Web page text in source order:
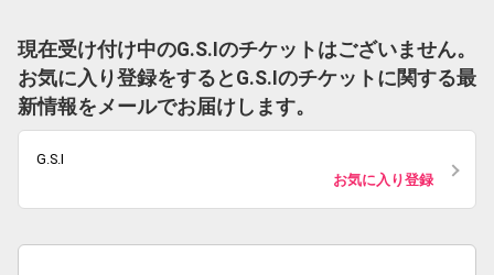
現在受け付け中のG.S.Iのチケットはございません。
お気に入り登録をするとG.S.Iのチケットに関する最
新情報をメールでお届けします。
G.S.I
お気に入り登録